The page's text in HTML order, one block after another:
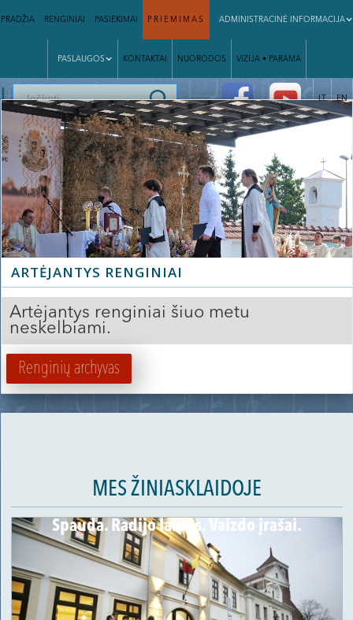
PRADŽIA RENGINIAI PASIEKIMAI PRIĖMIMAS ADMINISTRACINĖ INFORMACIJA
PASLAUGOS KONTAKTAI NUORODOS VIZIJA • PARAMA
| LT EN
ARTĖJANTYS RENGINIAI
Artėjantys renginiai šiuo metu
neskelbiami.
Renginių archyvas
MES ŽINIASKLAIDOJE
Spauda. Radijo laidos. Vaizdo įrašai.